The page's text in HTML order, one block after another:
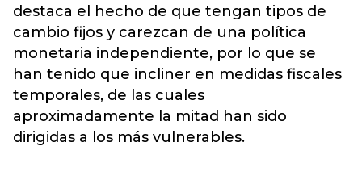
destaca el hecho de que tengan tipos de
cambio fijos y carezcan de una política
monetaria independiente, por lo que se
han tenido que incliner en medidas fiscales
temporales, de las cuales
aproximadamente la mitad han sido
dirigidas a los más vulnerables.